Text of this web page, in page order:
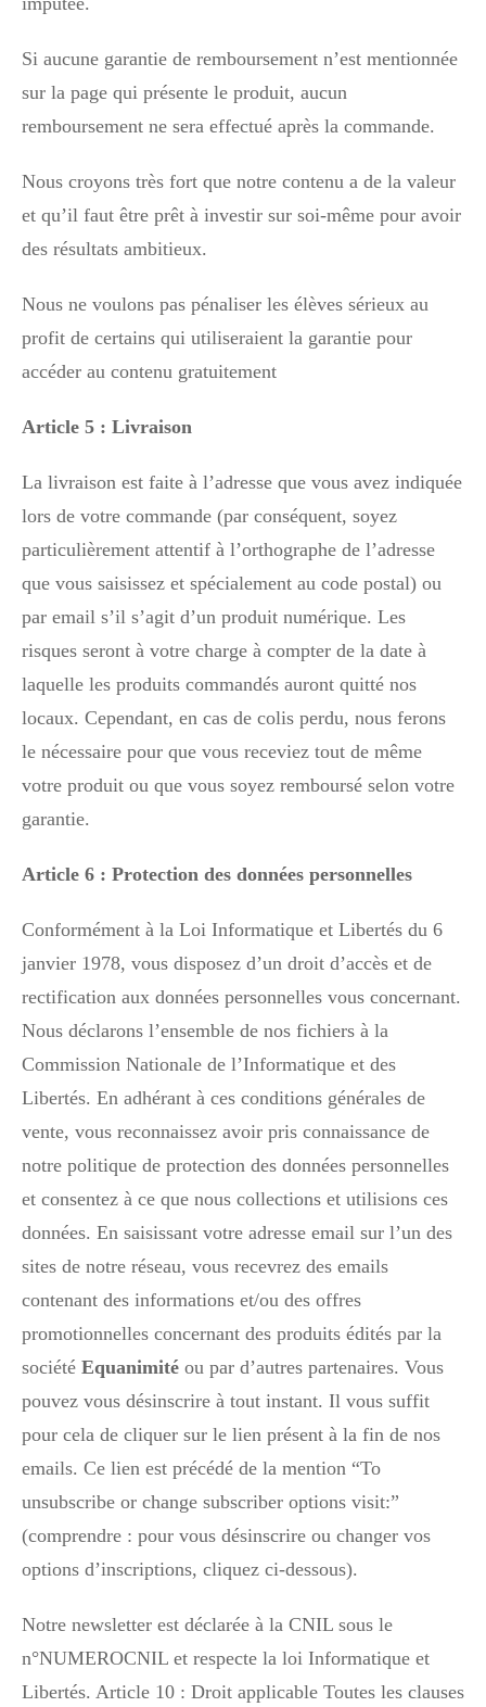
Si aucune garantie de remboursement n’est mentionnée
sur la page qui présente le produit, aucun
remboursement ne sera effectué après la commande.
Nous croyons très fort que notre contenu a de la valeur
et qu’il faut être prêt à investir sur soi-même pour avoir
des résultats ambitieux.
Nous ne voulons pas pénaliser les élèves sérieux au
profit de certains qui utiliseraient la garantie pour
accéder au contenu gratuitement
Article 5 : Livraison
La livraison est faite à l’adresse que vous avez indiquée
lors de votre commande (par conséquent, soyez
particulièrement attentif à l’orthographe de l’adresse
que vous saisissez et spécialement au code postal) ou
par email s’il s’agit d’un produit numérique. Les
risques seront à votre charge à compter de la date à
laquelle les produits commandés auront quitté nos
locaux. Cependant, en cas de colis perdu, nous ferons
le nécessaire pour que vous receviez tout de même
votre produit ou que vous soyez remboursé selon votre
garantie.
Article 6 : Protection des données personnelles
Conformément à la Loi Informatique et Libertés du 6
janvier 1978, vous disposez d’un droit d’accès et de
rectification aux données personnelles vous concernant.
Nous déclarons l’ensemble de nos fichiers à la
Commission Nationale de l’Informatique et des
Libertés. En adhérant à ces conditions générales de
vente, vous reconnaissez avoir pris connaissance de
notre politique de protection des données personnelles
et consentez à ce que nous collections et utilisions ces
données. En saisissant votre adresse email sur l’un des
sites de notre réseau, vous recevrez des emails
contenant des informations et/ou des offres
promotionnelles concernant des produits édités par la
société Equanimité ou par d’autres partenaires. Vous
pouvez vous désinscrire à tout instant. Il vous suffit
pour cela de cliquer sur le lien présent à la fin de nos
emails. Ce lien est précédé de la mention “To
unsubscribe or change subscriber options visit:”
(comprendre : pour vous désinscrire ou changer vos
options d’inscriptions, cliquez ci-dessous).
Notre newsletter est déclarée à la CNIL sous le
n°NUMEROCNIL et respecte la loi Informatique et
Libertés. Article 10 : Droit applicable Toutes les clauses